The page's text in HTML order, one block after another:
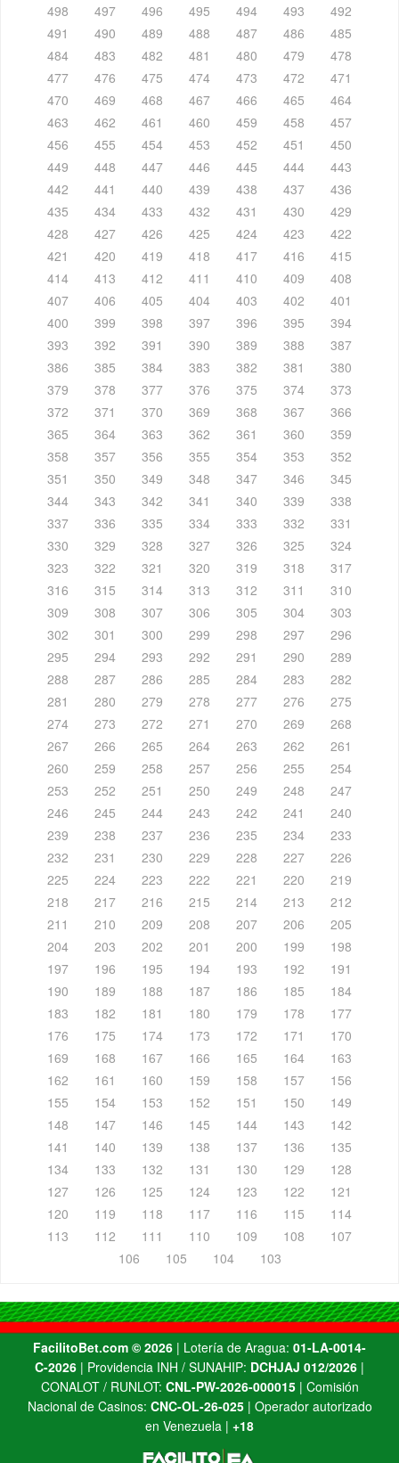
498
497 496 495 494 493
492
491
490 489 488 487 486
485
484
483 482 481 480 479
478
477
476 475 474 473 472
471
470
469 468 467 466 465
464
463
462 461 460 459 458
457
456
455 454 453 452 451
450
449
448 447 446 445 444
443
442
441 440 439 438 437
436
435
434 433 432 431 430
429
428
427 426 425 424 423
422
421
420 419 418 417 416
415
414
413 412 411 410 409
408
407
406 405 404 403 402
401
400
399 398 397 396 395
394
393
392 391 390 389 388
387
386
385 384 383 382 381
380
379
378 377 376 375 374
373
372
371 370 369 368 367
366
365
364 363 362 361 360
359
358
357 356 355 354 353
352
351
350 349 348 347 346
345
344
343 342 341 340 339
338
337
336 335 334 333 332
331
330
329 328 327 326 325
324
323
322 321 320 319 318
317
316
315 314 313 312 311
310
309
308 307 306 305 304
303
302
301 300 299 298 297
296
295
294 293 292 291 290
289
288
287 286 285 284 283
282
281
280 279 278 277 276
275
274
273 272 271 270 269
268
267
266 265 264 263 262
261
260
259 258 257 256 255
254
253
252 251 250 249 248
247
246
245 244 243 242 241
240
239
238 237 236 235 234
233
232
231 230 229 228 227
226
225
224 223 222 221 220
219
218
217 216 215 214 213
212
211
210 209 208 207 206
205
204
203 202 201 200 199
198
197
196 195 194 193 192
191
190
189 188 187 186 185
184
183
182 181 180 179 178
177
176
175 174 173 172 171
170
169
168 167 166 165 164
163
162
161 160 159 158 157
156
155
154 153 152 151 150
149
148
147 146 145 144 143
142
141
140 139 138 137 136
135
134
133 132 131 130 129
128
127
126 125 124 123 122
121
120
119 118 117 116 115
114
113
112 111 110 109 108
107
106
105 104 103
FacilitoBet.com ©️ 2026 | Lotería de Aragua: 01-LA-0014-
C-2026 | Providencia INH / SUNAHIP: DCHJAJ 012/2026 |
CONALOT / RUNLOT: CNL-PW-2026-000015| Comisión
Nacional de Casinos: CNC-OL-26-025| Operador autorizado
en Venezuela | +18